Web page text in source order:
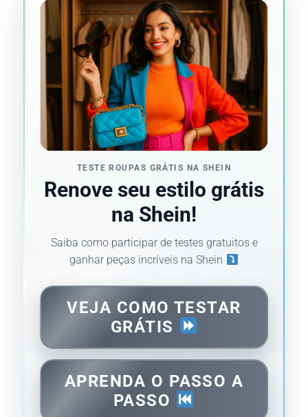
TESTE ROUPAS GRÁTIS NA SHEIN
Renove seu estilo grátis
na Shein!
Saiba como participar de testes gratuitos e
ganhar peças incríveis na Shein
VEJA COMO TESTAR
GRÁTIS
APRENDA O PASSO A
PASSO